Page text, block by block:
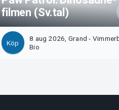
filmen (Sv.tal)
Köp
8 aug 2026, Grand -
Bio